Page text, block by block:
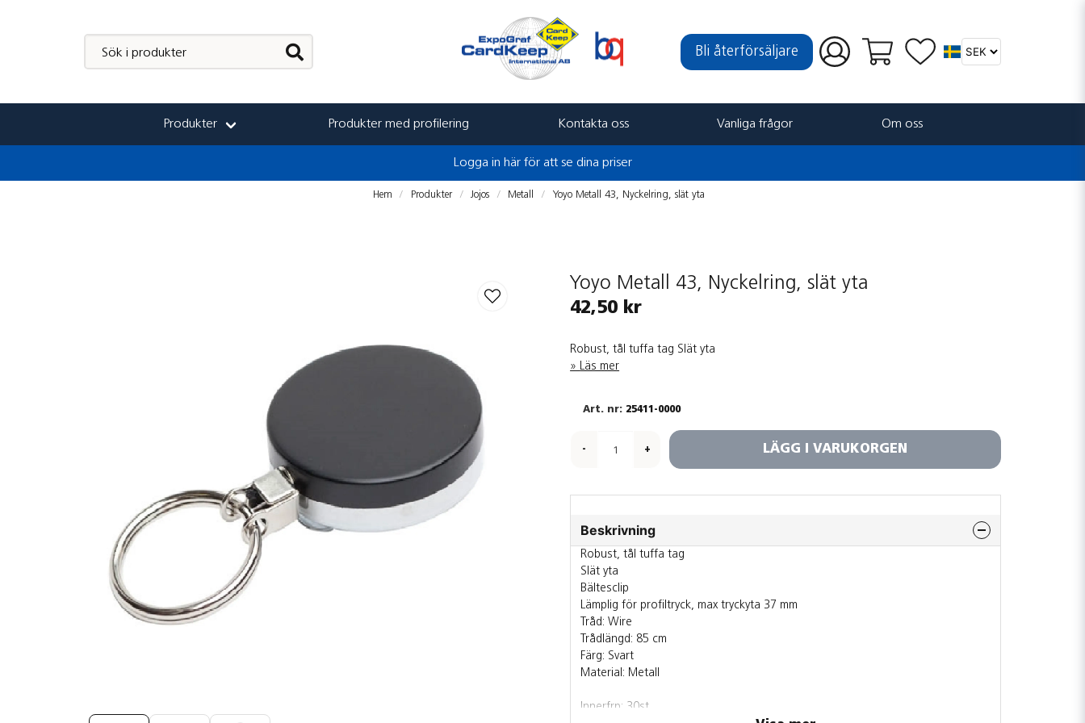
Bli återförsäljare
Produkter Produkter med profilering Kontakta oss Vanliga frågor Om oss
Logga in här för att se dina priser
Hem Produkter Jojos Metall Yoyo Metall 43, Nyckelring, slät yta
Yoyo Metall 43, Nyckelring, slät yta
42,50 kr
Robust, tål tuffa tag Slät yta
Läs mer
25411-0000
- + LÄGG I VARUKORGEN
Beskrivning
Robust, tål tuffa tag
Slät yta
Bältesclip
Lämplig för profiltryck, max tryckyta 37 mm
Tråd: Wire
Trådlängd: 85 cm
Färg: Svart
Material: Metall
Innerfrp: 30st